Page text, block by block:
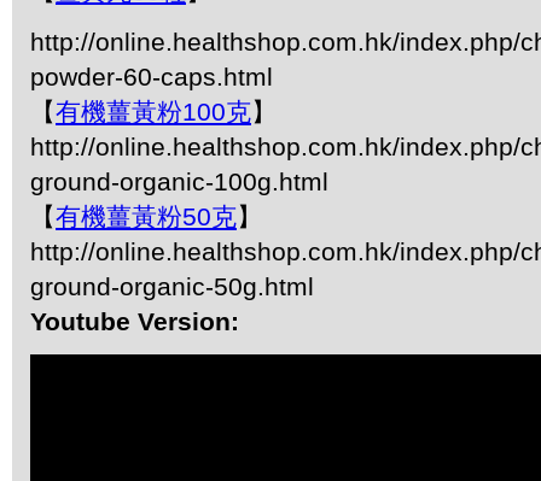
http://online.healthshop.com.hk/index.php/
powder-60-caps.html
【有機薑黃粉100克】
http://online.healthshop.com.hk/index.php/
ground-organic-100g.html
【有機薑黃粉50克】
http://online.healthshop.com.hk/index.php/
ground-organic-50g.html
Youtube Version: